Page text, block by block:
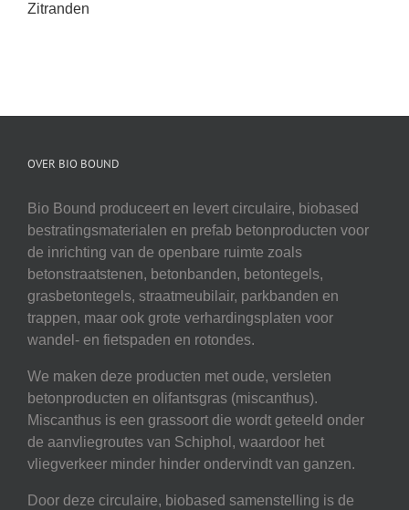
Zitranden
OVER BIO BOUND
Bio Bound produceert en levert circulaire, biobased
bestratingsmaterialen en prefab betonproducten voor
de inrichting van de openbare ruimte zoals
betonstraatstenen, betonbanden, betontegels,
grasbetontegels, straatmeubilair, parkbanden en
trappen, maar ook grote verhardingsplaten voor
wandel- en fietspaden en rotondes.
We maken deze producten met oude, versleten
betonproducten en olifantsgras (miscanthus).
Miscanthus is een grassoort die wordt geteeld onder
de aanvliegroutes van Schiphol, waardoor het
vliegverkeer minder hinder ondervindt van ganzen.
Door deze circulaire, biobased samenstelling is de